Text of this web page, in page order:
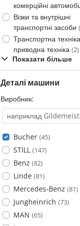
комерційні
Візки та внутрішні
транспортні засоби
Транспортна
приводна техніка (2)
Показати більше
Деталі машини
Виробник:
Bucher (45)
STILL (147)
Benz (82)
Linde (81)
Mercedes-Benz (81)
Jungheinrich (73)
MAN (65)